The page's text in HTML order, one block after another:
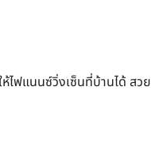
ไฟแนนซ์วิ่งเซ็นที่บ้านได้ สวย